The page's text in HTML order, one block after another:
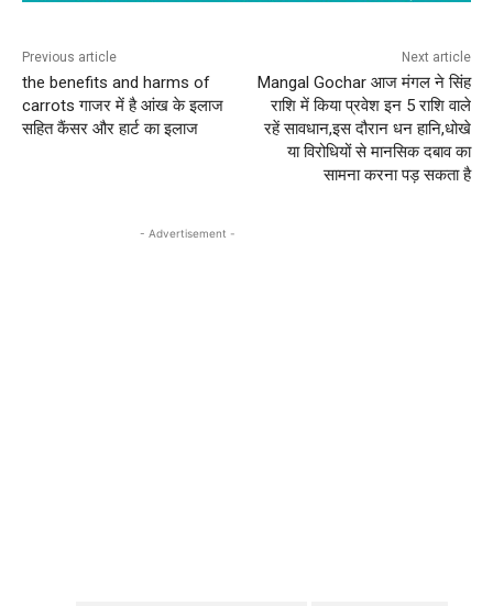
Previous article
the benefits and harms of
carrots गाजर में है आंख के इलाज
सहित कैंसर और हार्ट का इलाज
Next article
Mangal Gochar आज मंगल ने सिंह
राशि में किया प्रवेश इन 5 राशि वाले
रहें सावधान,इस दौरान धन हानि,धोखे
या विरोधियों से मानसिक दबाव का
सामना करना पड़ सकता है
- Advertisement -